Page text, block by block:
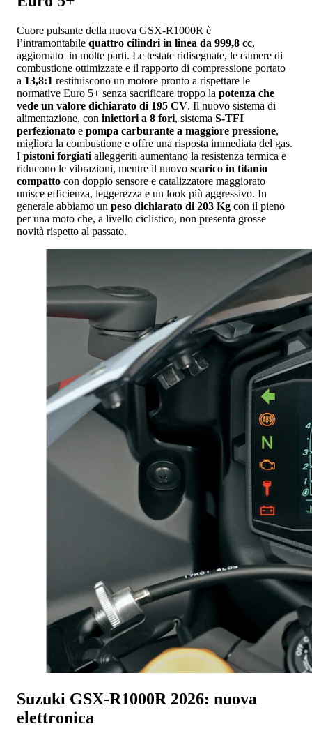
Cuore pulsante della nuova GSX-R1000R è
l’intramontabile quattro cilindri in linea da 999,8 cc,
aggiornato in molte parti. Le testate ridisegnate, le camere di
combustione ottimizzate e il rapporto di compressione portato
a 13,8:1 restituiscono un motore pronto a rispettare le
normative Euro 5+ senza sacrificare troppo la potenza che
vede un valore dichiarato di 195 CV. Il nuovo sistema di
alimentazione, con iniettori a 8 fori, sistema S-TFI
perfezionato e pompa carburante a maggiore pressione,
migliora la combustione e offre una risposta immediata del gas.
I pistoni forgiati alleggeriti aumentano la resistenza termica e
riducono le vibrazioni, mentre il nuovo scarico in titanio
compatto con doppio sensore e catalizzatore maggiorato
unisce efficienza, leggerezza e un look più aggressivo. In
generale abbiamo un peso dichiarato di 203 Kg con il pieno
per una moto che, a livello ciclistico, non presenta grosse
novità rispetto al passato.
Suzuki GSX-R1000R 2026: nuova
elettronica